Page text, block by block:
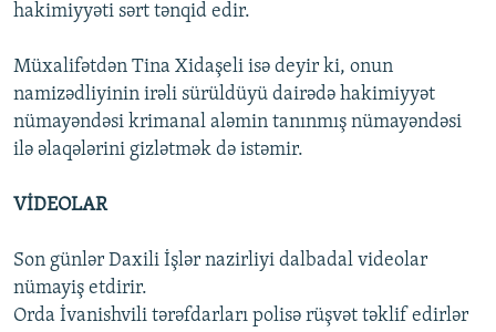
hakimiyyəti sərt tənqid edir.
Müxalifətdən Tina Xidaşeli isə deyir ki, onun
namizədliyinin irəli sürüldüyü dairədə hakimiyyət
nümayəndəsi krimanal aləmin tanınmış nümayəndəsi
ilə əlaqələrini gizlətmək də istəmir.
VİDEOLAR
Son günlər Daxili İşlər nazirliyi dalbadal videolar
nümayiş etdirir.
Orda İvanishvili tərəfdarları polisə rüşvət təklif edirlər